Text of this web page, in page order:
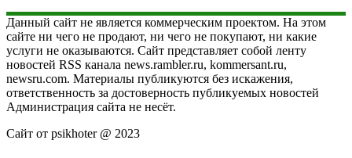
Данный сайт не является коммерческим проектом. На этом
сайте ни чего не продают, ни чего не покупают, ни какие
услуги не оказываются. Сайт представляет собой ленту
новостей RSS канала news.rambler.ru, kommersant.ru,
newsru.com. Материалы публикуются без искажения,
ответственность за достоверность публикуемых новостей
Администрация сайта не несёт.
Сайт от psikhoter @ 2023